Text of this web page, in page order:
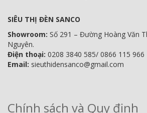
SIÊU THỊ ĐÈN SANCO
Showroom: Số 291 – Đường Hoàng Văn
Nguyên.
Điện thoại: 0208 3840 585/ 0866 115 966
Email: sieuthidensanco@gmail.com
Chính sách và Quy định